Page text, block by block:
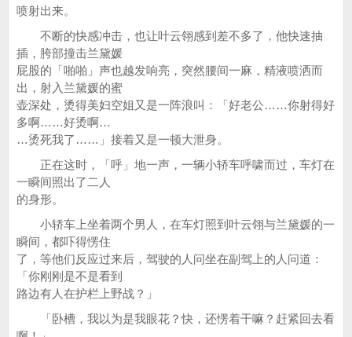
喷射出来。
不断的快感冲击，也让叶云翎感到差不多了，他快速抽
插，胯部撞击兰黛媛
屁股的「啪啪」声也越发响亮，突然腰间一麻，精液喷洒而
出，射入兰黛媛的蜜
壶深处，烫得美妇空姐又是一阵浪叫：「好老公……你射得好
多啊……好烫啊…
…烫死我了……」接着又是一顿大泄身。
正在这时，「呼」地一声，一辆小轿车呼啸而过，车灯在
一瞬间照出了二人
的身形。
小轿车上坐着两个男人，在车灯照到叶云翎与兰黛媛的一
瞬间，都吓得愣住
了，等他们反应过来后，驾驶的人问坐在副驾上的人问道：
「你刚刚是不是看到
路边有人在护栏上野战？」
「卧槽，我以为是我眼花？快，还愣着干嘛？赶紧回去看